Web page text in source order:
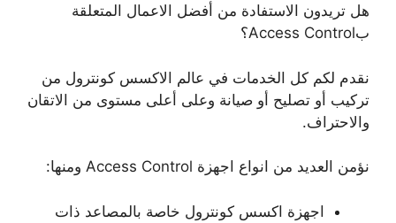
هل تريدون الاستفادة من أفضل الاعمال المتعلقة
بAccess Control؟
نقدم لكم كل الخدمات في عالم الاكسس كونترول من
تركيب أو تصليح أو صيانة وعلى أعلى مستوى من الاتقان
والاحتراف.
نؤمن العديد من انواع اجهزة Access Control ومنها:
اجهزة اكسس كونترول خاصة بالمصاعد ذات